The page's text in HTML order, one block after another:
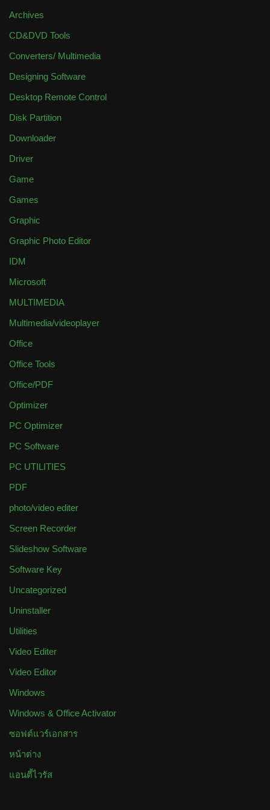
Archives
CD&DVD Tools
Converters/ Multimedia
Designing Software
Desktop Remote Control
Disk Partition
Downloader
Driver
Game
Games
Graphic
Graphic Photo Editor
IDM
Microsoft
MULTIMEDIA
Multimedia/videoplayer
Office
Office Tools
Office/PDF
Optimizer
PC Optimizer
PC Software
PC UTILITIES
PDF
photo/video editer
Screen Recorder
Slideshow Software
Software Key
Uncategorized
Uninstaller
Utilities
Video Editer
Video Editor
Windows
Windows & Office Activator
ซอฟต์แวร์เอกสาร
หน้าต่าง
แอนตี้ไวรัส